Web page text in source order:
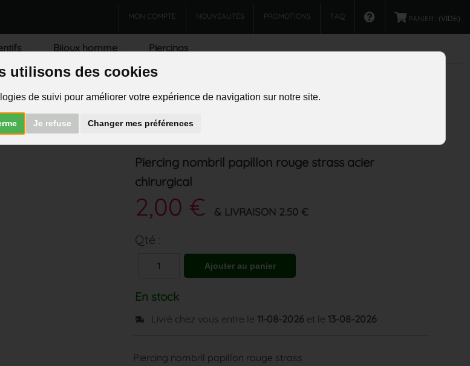
utilisons des cookies
de suivi pour améliorer votre expérience de navigation sur notre site.
Je refuse Changer mes préférences
MON COMPTE NOUVEAUTÉS PROMOTIONS FAQ PANIER : (VIDE)
Bijoux homme Piercings
Piercing nombril papillon rouge strass acier
chirurgical
2,00 € & LIVRAISON 2.50 €
Qté :
En stock
Livré chez vous entre le11-08-2026 et le13-08-2026
Piercing nombril papillon rouge strass